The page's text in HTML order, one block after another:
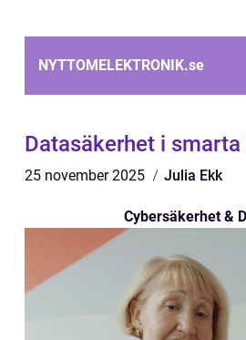
NYTTOMELEKTRONIK.se
Datasäkerhet i
25 november 2025 Julia Ekk
Cybersäkerhet &